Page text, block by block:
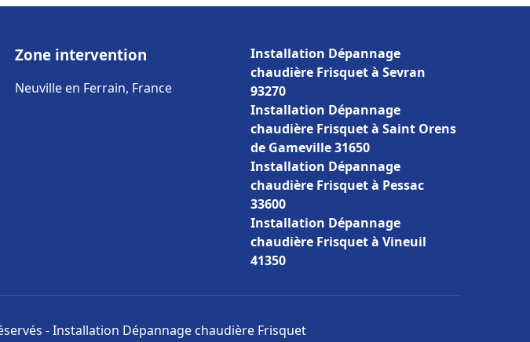
Zone intervention
Neuville en Ferrain, France
Installation Dépannage
chaudière Frisquet à Sevran
93270
Installation Dépannage
chaudière Frisquet à Saint Orens
de Gameville 31650
Installation Dépannage
chaudière Frisquet à Pessac
33600
Installation Dépannage
chaudière Frisquet à Vineuil
41350
- Installation Dépannage chaudière Frisquet